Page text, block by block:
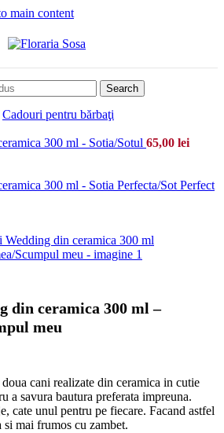
main content
Search
Cadouri pentru bărbaţi
300 ml - Sotia/Sotul 65,00 lei
300 ml - Sotia Perfecta/Sot Perfect
din ceramica 300 ml –
meu
cani realizate din ceramica in cutie
a savura bautura preferata impreuna.
cate unul pentru pe fiecare. Facand astfel
mai frumos cu zambet.